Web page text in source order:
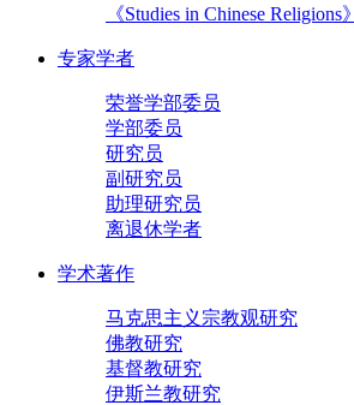
《Studies in Chinese Religions》
专家学者
荣誉学部委员
学部委员
研究员
副研究员
助理研究员
离退休学者
学术著作
马克思主义宗教观研究
佛教研究
基督教研究
伊斯兰教研究